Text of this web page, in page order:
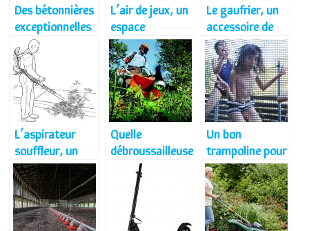
Des bétonnières
exceptionnelles
à votre portée!
L’air de jeux, un
espace
approprié pour
l’épanouisseme
nt des enfants
de tous types
d’âges
Le gaufrier, un
accessoire de
préparation
multi-fonction
L’aspirateur
souffleur, un
outillage adapté
au travail de
rassage de
feuillages
Quelle
débroussailleuse
, pour un
meilleur
entretien de
votre jardin
Un bon
trampoline pour
votre enfant